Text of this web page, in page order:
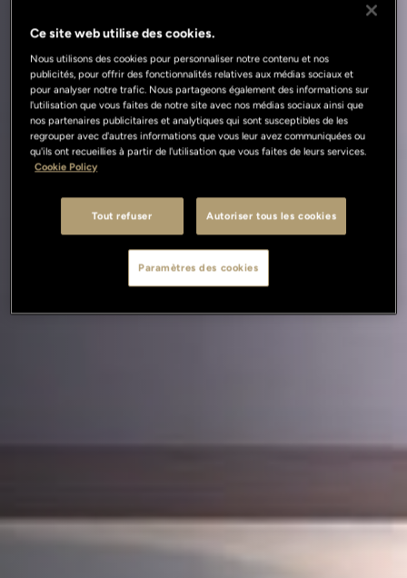
Ce site web utilise des cookies.
Nous utilisons des cookies pour personnaliser notre contenu et nos
publicités, pour offrir des fonctionnalités relatives aux médias sociaux et
pour analyser notre trafic. Nous partageons également des informations sur
l'utilisation que vous faites de notre site avec nos médias sociaux ainsi que
nos partenaires publicitaires et analytiques qui sont susceptibles de les
regrouper avec d'autres informations que vous leur avez communiquées ou
qu'ils ont recueillies à partir de l'utilisation que vous faites de leurs services.
Cookie Policy
Tout refuser Autoriser tous les cookies
Paramètres des cookies